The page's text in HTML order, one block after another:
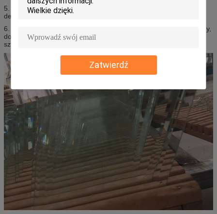
Zatwierdź
5. Dajemy każdemu klientowi indywidualną, profesjonalną i
dedykowaną usługę.
6. W celu dostarczenia do serwisu posprzedażowego, nasz oddany,
doświadczony zespół zawsze jest do dyspozycji, aby zapewnić
szybką odpowiedź i obsługę.